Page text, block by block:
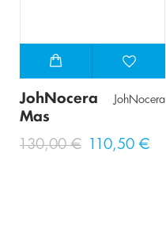
JohNocera
Mas
JohNocera
130,00 € 110,50 €